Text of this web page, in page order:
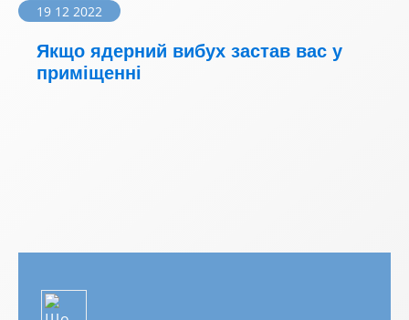
19 12 2022
Якщо ядерний вибух застав вас у
приміщенні